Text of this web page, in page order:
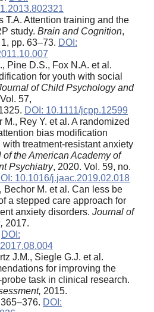
T.A. Attention training and the
study. Brain and Cognition,
pp. 63–73. DOI:
Pine D.S., Fox N.A. et al.
for youth with social
of Child Psychology and
57,
DOI: 10.1111/jcpp.12599
M., Rey Y. et al. A randomized
bias modification
with treatment-resistant anxiety
of the American Academy of
Psychiatry, 2020. Vol. 59, no.
10.1016/j.jaac.2019.02.018
Bechor M. et al. Can less be
a stepped care approach for
anxiety disorders. Journal of
2017.
DOI:
J.M., Siegle G.J. et al.
for improving the
task in clinical research.
2015.
DOI: